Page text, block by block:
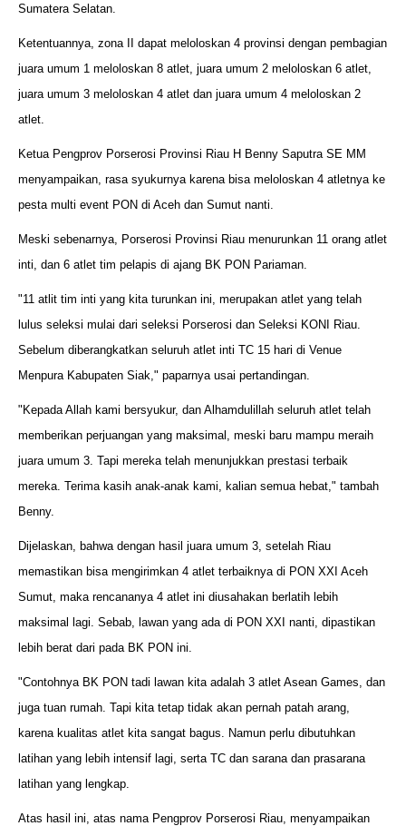
Sumatera Selatan.
Ketentuannya, zona II dapat meloloskan 4 provinsi dengan pembagian
juara umum 1 meloloskan 8 atlet, juara umum 2 meloloskan 6 atlet,
juara umum 3 meloloskan 4 atlet dan juara umum 4 meloloskan 2
atlet.
Ketua Pengprov Porserosi Provinsi Riau H Benny Saputra SE MM
menyampaikan, rasa syukurnya karena bisa meloloskan 4 atletnya ke
pesta multi event PON di Aceh dan Sumut nanti.
Meski sebenarnya, Porserosi Provinsi Riau menurunkan 11 orang atlet
inti, dan 6 atlet tim pelapis di ajang BK PON Pariaman.
"11 atlit tim inti yang kita turunkan ini, merupakan atlet yang telah
lulus seleksi mulai dari seleksi Porserosi dan Seleksi KONI Riau.
Sebelum diberangkatkan seluruh atlet inti TC 15 hari di Venue
Menpura Kabupaten Siak," paparnya usai pertandingan.
"Kepada Allah kami bersyukur, dan Alhamdulillah seluruh atlet telah
memberikan perjuangan yang maksimal, meski baru mampu meraih
juara umum 3. Tapi mereka telah menunjukkan prestasi terbaik
mereka. Terima kasih anak-anak kami, kalian semua hebat," tambah
Benny.
Dijelaskan, bahwa dengan hasil juara umum 3, setelah Riau
memastikan bisa mengirimkan 4 atlet terbaiknya di PON XXI Aceh
Sumut, maka rencananya 4 atlet ini diusahakan berlatih lebih
maksimal lagi. Sebab, lawan yang ada di PON XXI nanti, dipastikan
lebih berat dari pada BK PON ini.
"Contohnya BK PON tadi lawan kita adalah 3 atlet Asean Games, dan
juga tuan rumah. Tapi kita tetap tidak akan pernah patah arang,
karena kualitas atlet kita sangat bagus. Namun perlu dibutuhkan
latihan yang lebih intensif lagi, serta TC dan sarana dan prasarana
latihan yang lengkap.
Atas hasil ini, atas nama Pengprov Porserosi Riau, menyampaikan